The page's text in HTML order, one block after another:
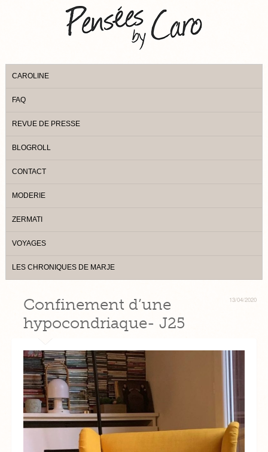
CAROLINE
FAQ
REVUE DE PRESSE
BLOGROLL
CONTACT
MODERIE
ZERMATI
VOYAGES
LES CHRONIQUES DE MARJE
13/04/2020
Confinement d’une
hypocondriaque- J25